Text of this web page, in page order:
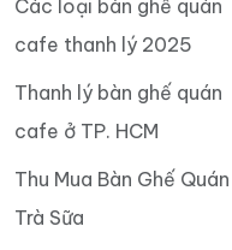
Các loại bàn ghế quán
cafe thanh lý 2025
Thanh lý bàn ghế quán
cafe ở TP. HCM
Thu Mua Bàn Ghế Quán
Trà Sữa